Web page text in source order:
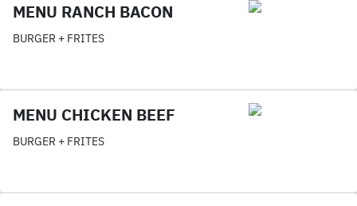
MENU RANCH BACON
BURGER + FRITES
MENU CHICKEN BEEF
BURGER + FRITES